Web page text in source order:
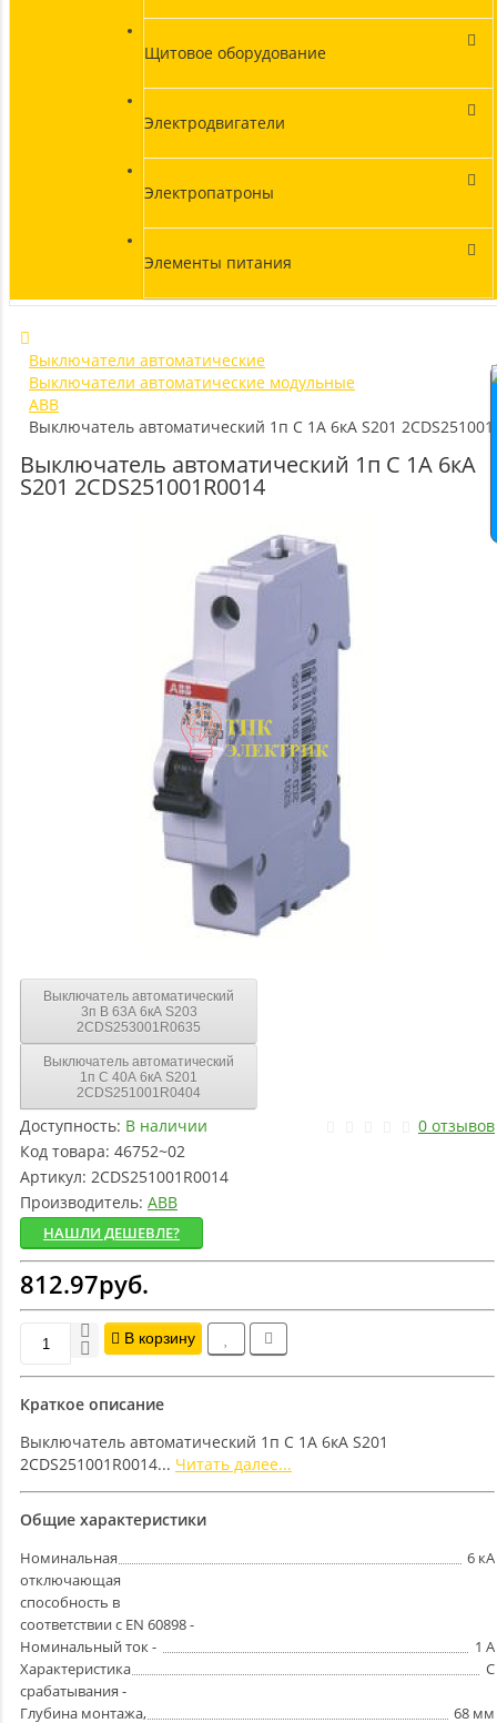
Щитовое оборудование
Электродвигатели
Электропатроны
Элементы питания
Выключатели автоматические
Выключатели автоматические модульные
ABB
Выключатель автоматический 1п C 1А 6кА S201
Выключатель автоматический 1п C 1А 6кА
S201 2CDS251001R0014
Выключатель автоматический
3п B 63А 6кА S203
2CDS253001R0635
Выключатель автоматический
1п C 40А 6кА S201
2CDS251001R0404
Доступность: В наличии
0 отзывов
Код товара: 46752~02
Артикул: 2CDS251001R0014
Производитель: ABB
НАШЛИ ДЕШЕВЛЕ?
812.97руб.
В корзину
Краткое описание
Выключатель автоматический 1п C 1А 6кА S201
2CDS251001R0014... Читать далее...
Общие характеристики
Номинальная
отключающая
способность в
соответствии с EN 60898 -
6 кА
Номинальный ток -
1 А
Характеристика
срабатывания -
C
Глубина монтажа, 68 мм